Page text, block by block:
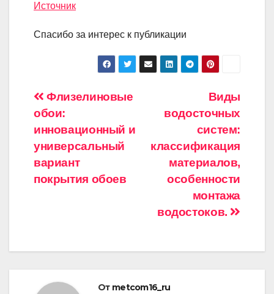
Источник
Спасибо за интерес к публикации
Навигация
по
записям
Виды
водосточных
систем:
классификация
материалов,
особенности
монтажа
водостоков.
Флизелиновые
обои:
инновационный и
универсальный
вариант
покрытия обоев
От metcom16_ru